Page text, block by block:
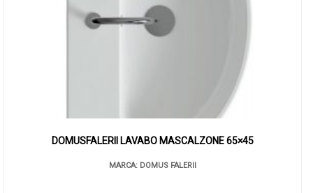
DOMUSFALERII LAVABO MASCALZONE 65×45
MARCA: DOMUS FALERII